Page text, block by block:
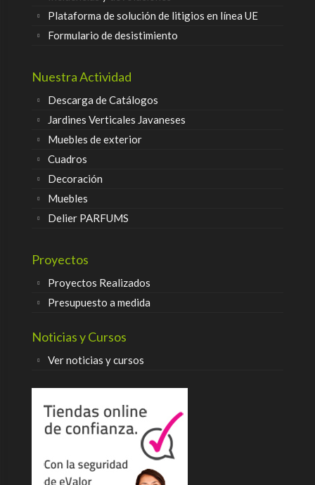
Plataforma de solución de litigios en línea UE
Formulario de desistimiento
Nuestra Actividad
Descarga de Catálogos
Jardines Verticales Javaneses
Muebles de exterior
Cuadros
Decoración
Muebles
Delier PARFUMS
Proyectos
Proyectos Realizados
Presupuesto a medida
Noticias y Cursos
Ver noticias y cursos